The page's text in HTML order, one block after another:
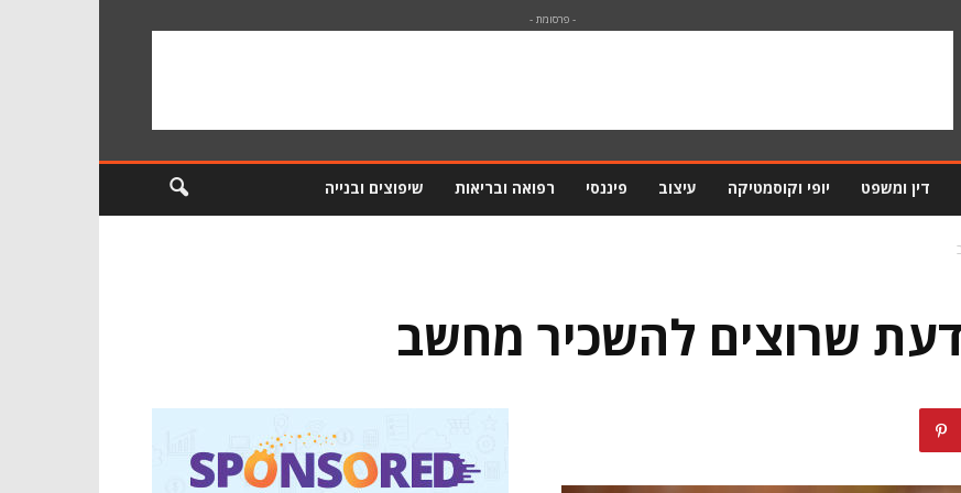
- פרסומת -
דין ומשפט יופי וקוסמטיקה עיצוב פיננסי רפואה ובריאות שיפוצים ובנייה